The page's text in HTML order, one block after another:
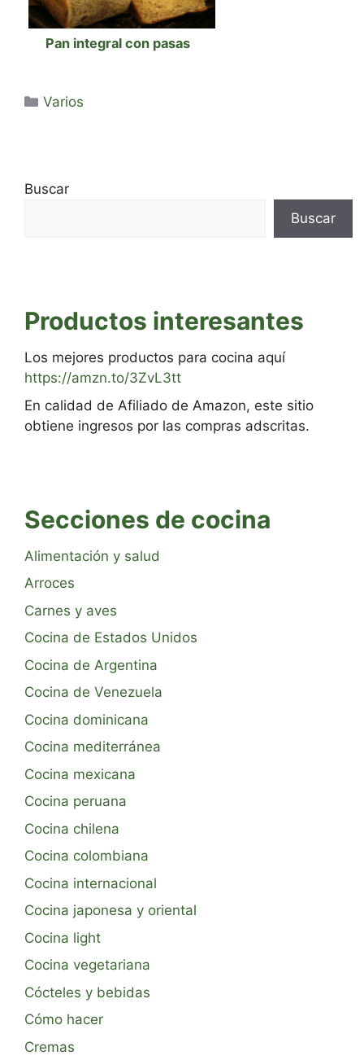
Pan integral con pasas
Categorías
Varios
Buscar
Buscar
Productos interesantes
Los mejores productos para cocina aquí
https://amzn.to/3ZvL3tt
En calidad de Afiliado de Amazon, este sitio
obtiene ingresos por las compras adscritas.
Secciones de cocina
Alimentación y salud
Arroces
Carnes y aves
Cocina de Estados Unidos
Cocina de Argentina
Cocina de Venezuela
Cocina dominicana
Cocina mediterránea
Cocina mexicana
Cocina peruana
Cocina chilena
Cocina colombiana
Cocina internacional
Cocina japonesa y oriental
Cocina light
Cocina vegetariana
Cócteles y bebidas
Cómo hacer
Cremas